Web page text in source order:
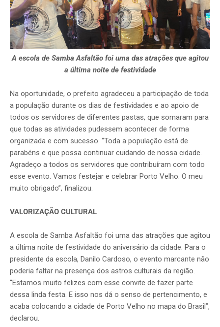
A escola de Samba Asfaltão foi uma das atrações que agitou
a última noite de festividade
Na oportunidade, o prefeito agradeceu a participação de toda
a população durante os dias de festividades e ao apoio de
todos os servidores de diferentes pastas, que somaram para
que todas as atividades pudessem acontecer de forma
organizada e com sucesso. “Toda a população está de
parabéns e que possa continuar cuidando de nossa cidade.
Agradeço a todos os servidores que contribuíram com todo
esse evento. Vamos festejar e celebrar Porto Velho. O meu
muito obrigado”, finalizou.
VALORIZAÇÃO CULTURAL
A escola de Samba Asfaltão foi uma das atrações que agitou
a última noite de festividade do aniversário da cidade. Para o
presidente da escola, Danilo Cardoso, o evento marcante não
poderia faltar na presença dos astros culturais da região.
“Estamos muito felizes com esse convite de fazer parte
dessa linda festa. E isso nos dá o senso de pertencimento, e
acaba colocando a cidade de Porto Velho no mapa do Brasil”,
declarou.